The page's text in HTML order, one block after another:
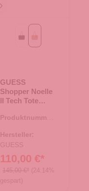
Blackbeige
GUESS
Shopper Noelle
II Tech Tote
Produktnummer:
Hersteller:
GUESS
110,00 €*
145,00 €* (24.14%
gespart)